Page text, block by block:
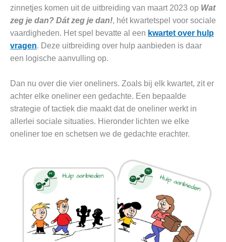
zinnetjes komen uit de uitbreiding van maart 2023 op Wat
zeg je dan? Dát zeg je dan!, hét kwartetspel voor sociale
vaardigheden. Het spel bevatte al een kwartet over hulp
vragen. Deze uitbreiding over hulp aanbieden is daar
een logische aanvulling op.
Dan nu over die vier oneliners. Zoals bij elk kwartet, zit er
achter elke oneliner een gedachte. Een bepaalde
strategie of tactiek die maakt dat de oneliner werkt in
allerlei sociale situaties. Hieronder lichten we elke
oneliner toe en schetsen we de gedachte erachter.